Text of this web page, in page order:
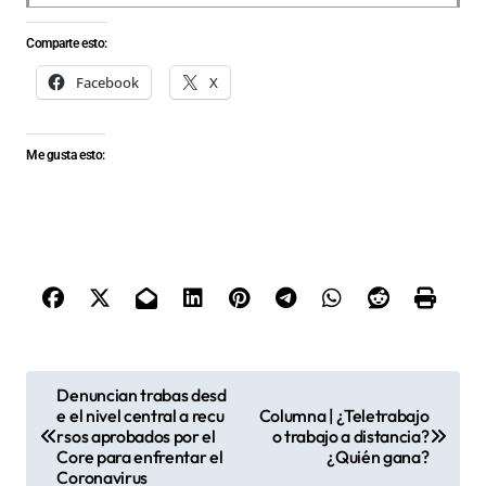
Comparte esto:
Facebook X
Me gusta esto:
Denuncian trabas desd
e el nivel central a recu
rsos aprobados por el
Core para enfrentar el
Coronavirus
Columna | ¿Teletrabajo
o trabajo a distancia?
¿Quién gana?